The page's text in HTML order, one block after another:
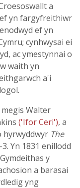
a
yn fargyfreithiwr
ef yn
cynhwysai ei
ac ymestynnai o
waith yn
a'i
Walter
('Ifor Ceri'), a
hyrwyddwyr The
3. Yn 1831 enillodd
y
a barasai
yng